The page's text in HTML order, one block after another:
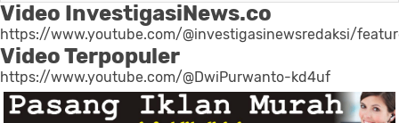
Video InvestigasiNews.co
https://www.youtube.com/@investigasinewsredaksi/
Video Terpopuler
https://www.youtube.com/@DwiPurwanto-kd4uf